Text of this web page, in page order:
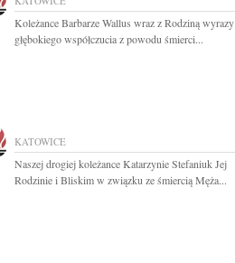
Koleżance Barbarze Wallus wraz z Rodziną wyrazy
głębokiego współczucia z powodu śmierci...
KATOWICE
Naszej drogiej koleżance Katarzynie Stefaniuk Jej
Rodzinie i Bliskim w związku ze śmiercią Męża...